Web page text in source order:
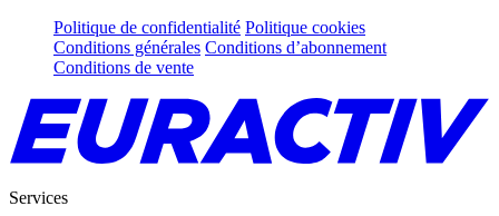
Politique de confidentialité Politique cookies
Conditions générales Conditions d’abonnement
Conditions de vente
Services